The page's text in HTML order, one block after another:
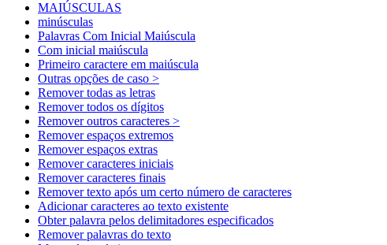
MAIÚSCULAS
minúsculas
Palavras Com Inicial Maiúscula
Com inicial maiúscula
Primeiro caractere em maiúscula
Outras opções de caso >
Remover todas as letras
Remover todos os dígitos
Remover outros caracteres >
Remover espaços extremos
Remover espaços extras
Remover caracteres iniciais
Remover caracteres finais
Remover texto após um certo número de caracteres
Adicionar caracteres ao texto existente
Obter palavra pelos delimitadores especificados
Remover palavras do texto